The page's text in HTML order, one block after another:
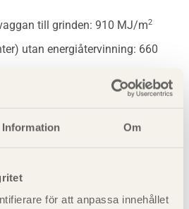
Information Om
för att anpassa innehållet
till grinden: 910 MJ/m2
utan energiåtervinning: 660
med energiåtervinning: 580
alternativ
till grinden: 1090 MJ/m